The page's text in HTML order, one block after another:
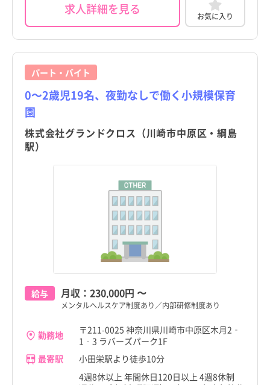
求人詳細を見る お気に入り
パート・バイト
0～2歳児19名、夜勤なしで働く小規模保育
園
株式会社グランドクロス（川崎市中原区・綱島
駅）
給与 月収： 230,000円 〜
メンタルヘルスケア制度あり／内部研修制度あり
勤務地
〒211-0025 神奈川県川崎市中原区木月2‐
1‐3 ラバーズパーク1F
最寄駅
小田栄駅より徒歩10分
4週8休以上 年間休日120日以上 4週8休制